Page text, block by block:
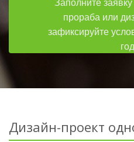
прораба или
зафиксируйте
Дизайн-проект